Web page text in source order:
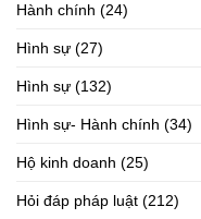
Hành chính (24)
Hình sự (27)
Hình sự (132)
Hình sự- Hành chính (34)
Hộ kinh doanh (25)
Hỏi đáp pháp luật (212)